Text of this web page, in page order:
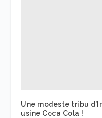
Une modeste tribu
usine Coca Cola !